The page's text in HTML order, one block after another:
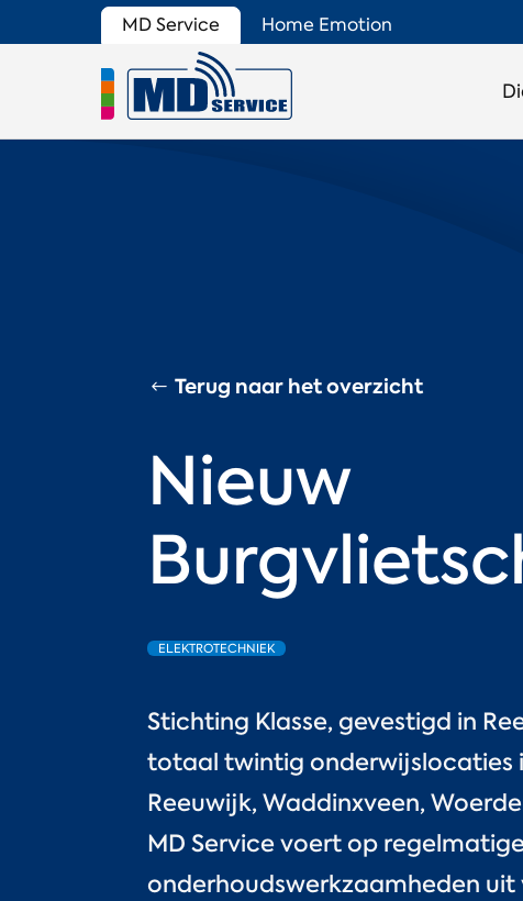
MD Service Home Emotion
Terug naar het overzicht
Nieuw
ELEKTROTECHNIEK
Stichting Klasse, gevestigd in
totaal twintig onderwijslocaties
Reeuwijk, Waddinxveen,
MD Service voert op
onderhoudswerkzaamheden uit